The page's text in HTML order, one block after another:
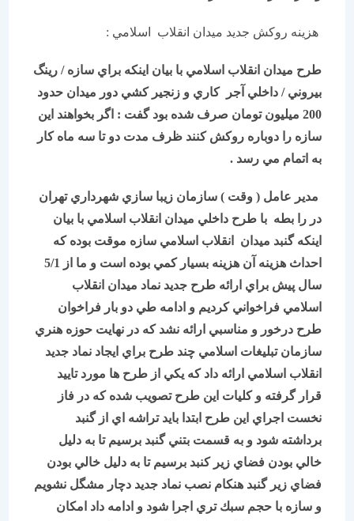
هزينه روكش جديد ميدان انقلاب اسلامي :
طرح ميدان انقلاب اسلامي با بيان اينكه براي سازه / رينگ
بيروني / داخلي آجر كاري و زنجير كشي دور ميدان حدود
200 ميليون تومان صرف شده بود گفت : اگر بخواهند اين
سازه را دوباره روكش كنند ظرف مدت دو تا سه ماه كار
به اتمام مي رسد .
مدير عامل ( وقت ) سازمان زيبا سازي شهرداري تهران
در را بطه با طرح داخلي ميدان انقلاب اسلامي با بيان
اينكه گنبد ميدان انقلاب اسلامي سازه موقت بوده كه
احداث هزينه آن هزينه بسيار كمي بوده است و ما از 5/1
سال پيش براي ارائه طرح جديد نماد ميدان انقلاب
اسلامي فراخواني كرديم و ادامه طي دو بار فراخوان
طرح درخور و مناسبي ارائه نشد كه در نهايت حوزه هنري
سازمان تبليغات اسلامي چند طرح براي ايجاد نماد جديد
انقلاب اسلامي ارائه داد كه يكي از طرح ها مورد تاييد
قرار گرفته و كليات اين طرح تصويب شده كه در فاز
نخست اجراي اين طرح ابتدا بايد تراشه اي از گنبد
برداشته شود و به قسمت بتني گنبد برسيم تا به دليل
خالي بودن فضاي زير كنبد برسيم تا به دليل خالي بودن
فضاي زير گنبد هنكام نصب نماد جديد دچار مشگل نشويم
و سازه با حجم سبك تري اجرا شود و ادامه داد امكان